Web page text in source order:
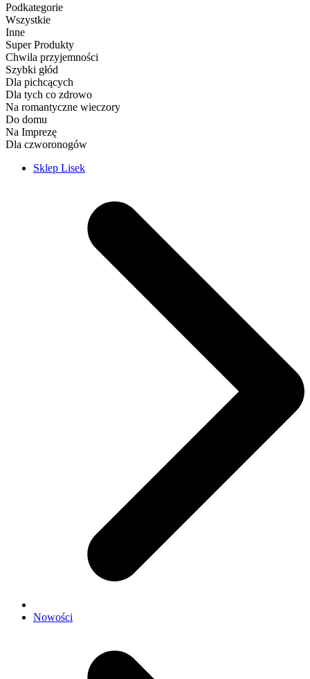
Podkategorie
Wszystkie
Inne
Super Produkty
Chwila przyjemności
Szybki głód
Dla pichcących
Dla tych co zdrowo
Na romantyczne wieczory
Do domu
Na Imprezę
Dla czworonogów
Sklep Lisek
Nowości